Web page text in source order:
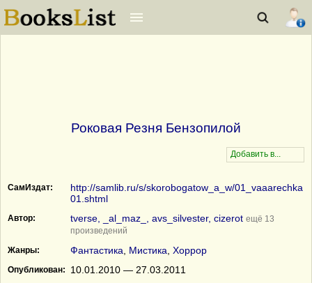
Роковая Резня Бензопилой
СамИздат:
http://samlib.ru/s/skorobogatow_a_w/01_vaaarechka
01.shtml
Автор: tverse, _al_maz_, avs_silvester, cizerot ещё 13
произведений
Жанры:
Фантастика Мистика Хоррор
Опубликован: 10.01.2010 — 27.03.2011